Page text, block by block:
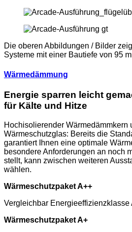
Die oberen Abbildungen / Bilder
Systeme mit einer Bautiefe von 95
Wärmedämmung
Energie sparren leicht
für Kälte und Hitze
Hochisolierender Wärmedämmkern
Wärmeschutzglas: Bereits die
garantiert Ihnen eine optimale
besondere Anforderungen an noch
stellt, kann zwischen weiteren
wählen.
Wärmeschutzpaket A++
Vergleichbar Energieeffizienzklasse
Wärmeschutzpaket A+